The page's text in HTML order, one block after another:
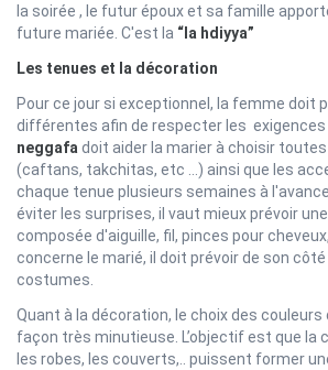
la soirée , le futur époux et sa famille
future mariée. C'est la “la hdiyya”
Les tenues et la décoration
Pour ce jour si exceptionnel, la femme doit
différentes afin de respecter les exigences
neggafa doit aider la marier à choisir
(caftans, takchitas, etc …) ainsi que les
chaque tenue plusieurs semaines à
éviter les surprises, il vaut mieux prévoir
composée d'aiguille, fil, pinces pour
concerne le marié, il doit prévoir de son
costumes.
Quant à la décoration, le choix des
façon très minutieuse. L’objectif est que la
les robes, les couverts,.. puissent former